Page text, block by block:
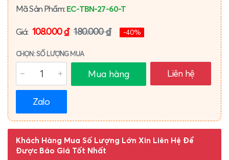
Mã Sản Phẩm: EC-TBN-27-60-T
Giá: 108.000 ₫ 180.000 ₫ -40%
CHỌN: SỐ LƯỢNG MUA
Mua hàng Liên hệ
Zalo
Khách Hàng Mua Số Lượng Lớn Xin Liên Hệ Để
Được Báo Giá Tốt Nhất